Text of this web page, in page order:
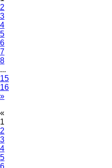
2
3
4
5
6
7
8
...
15
16
»
«
1
2
3
4
5